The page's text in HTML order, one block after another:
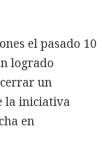
el pasado 10
logrado
un
la iniciativa
en